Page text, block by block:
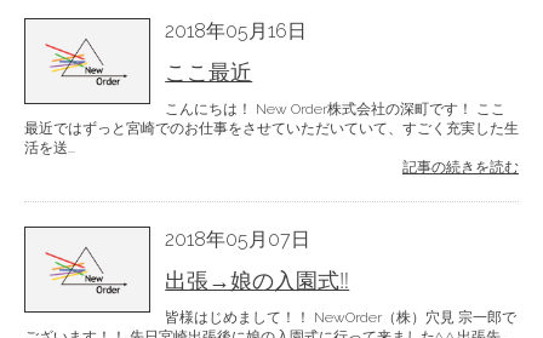
2018年05月16日
ここ最近
こんにちは！ New Order株式会社の深町です！ ここ
最近ではずっと宮崎でのお仕事をさせていただいていて、すごく充実した生
活を送...
記事の続きを読む
2018年05月07日
出張→娘の入園式‼︎
皆様はじめまして！！ NewOrder（株）穴見 宗一郎で